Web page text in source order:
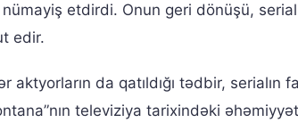
etdirdi. Onun geri dönüşü,
edir.
aktyorların da qatıldığı tədbir,
televiziya tarixindəki